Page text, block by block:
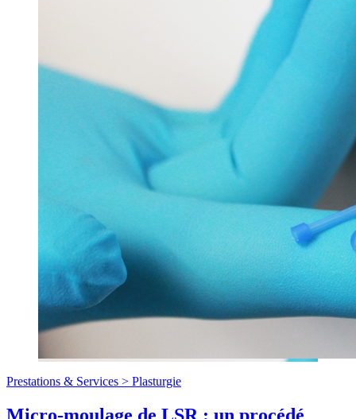
Prestations & Services > Plasturgie